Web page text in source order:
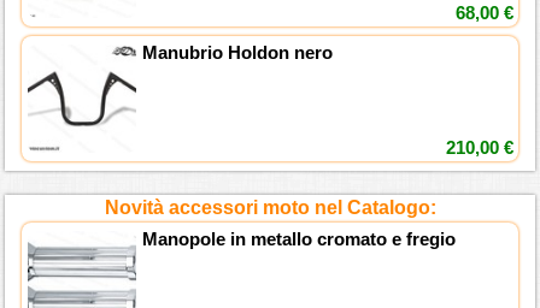
68,00 €
Manubrio Holdon nero
210,00 €
Novità accessori moto nel Catalogo:
Manopole in metallo cromato e fregio